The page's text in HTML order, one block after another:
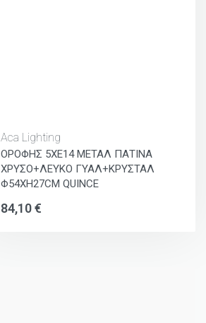
Aca Lighting
ΟΡΟΦΗΣ 5ΧΕ14 ΜΕΤΑΛ ΠΑΤΙΝΑ
ΧΡΥΣΟ+ΛΕΥΚΟ ΓΥΑΛ+ΚΡΥΣΤΑΛ
Φ54ΧΗ27CM QUINCE
84,10€